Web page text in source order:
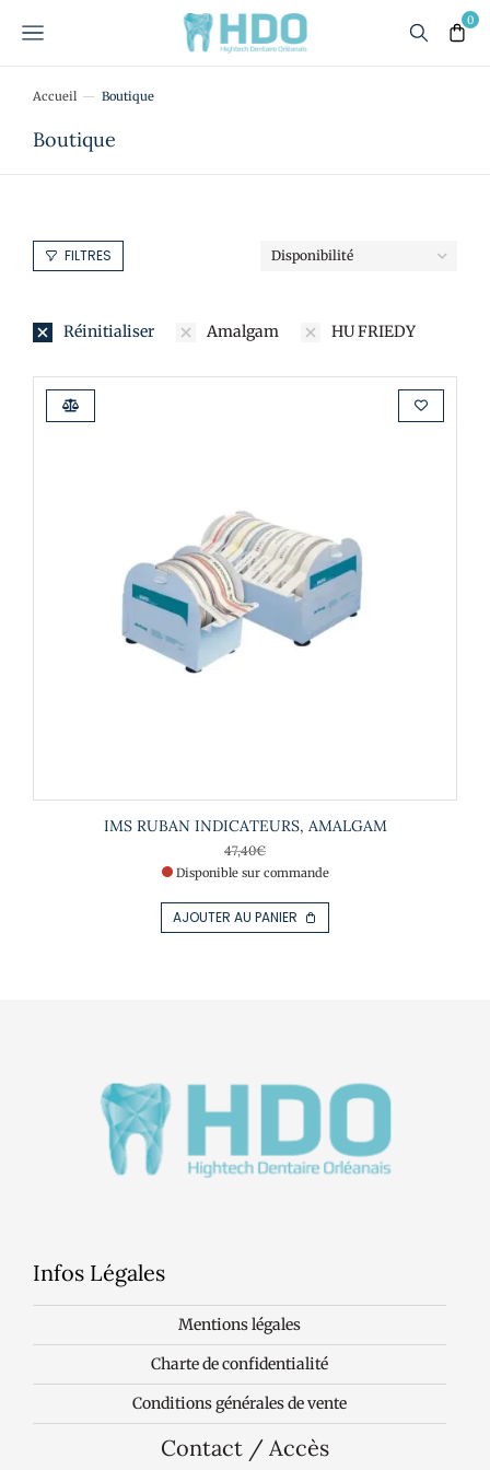
Vous êtes ici :
Accueil Boutique
Boutique
FILTRES
Réinitialiser Amalgam HU FRIEDY
Disponible sur commande
IMS RUBAN INDICATEURS, AMALGAM
47,40€
AJOUTER AU PANIER
Infos Légales
Mentions légales
Charte de confidentialité
Conditions générales de vente
Contact / Accès